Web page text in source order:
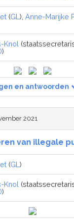
(GL ), Anne-Marijke
Knol
)
en antwoorden
2021
van illegale
(GL )
Knol
)